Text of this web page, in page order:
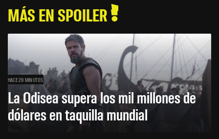
MÁS EN SPOILER
HACE 29 MINUTOS
La Odisea supera los mil millones de
dólares en taquilla mundial